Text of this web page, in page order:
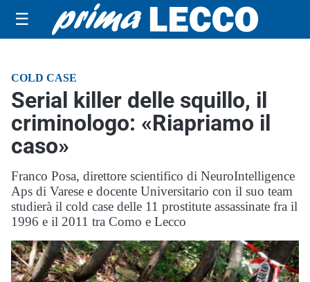
☰
COLD CASE
Serial killer delle squillo, il
criminologo: «Riapriamo il
caso»
Franco Posa, direttore scientifico di NeuroIntelligence
Aps di Varese e docente Universitario con il suo team
studierà il cold case delle 11 prostitute assassinate fra il
1996 e il 2011 tra Como e Lecco